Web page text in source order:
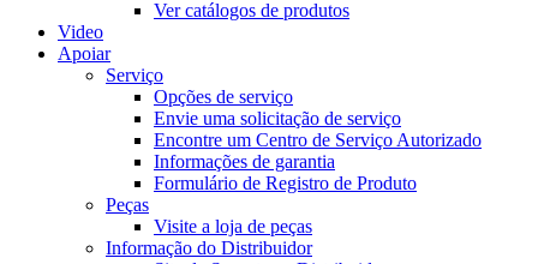
Ver catálogos de produtos
Video
Apoiar
Serviço
Opções de serviço
Envie uma solicitação de serviço
Encontre um Centro de Serviço Autorizado
Informações de garantia
Formulário de Registro de Produto
Peças
Visite a loja de peças
Informação do Distribuidor